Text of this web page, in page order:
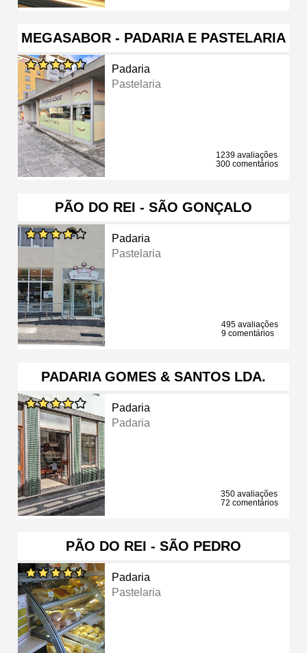
MEGASABOR - PADARIA E PASTELARIA
Padaria
Pastelaria
1239 avaliações
300 comentários
PÃO DO REI - SÃO GONÇALO
Padaria
Pastelaria
495 avaliações
9 comentários
PADARIA GOMES & SANTOS LDA.
Padaria
Padaria
350 avaliações
72 comentários
PÃO DO REI - SÃO PEDRO
Padaria
Pastelaria